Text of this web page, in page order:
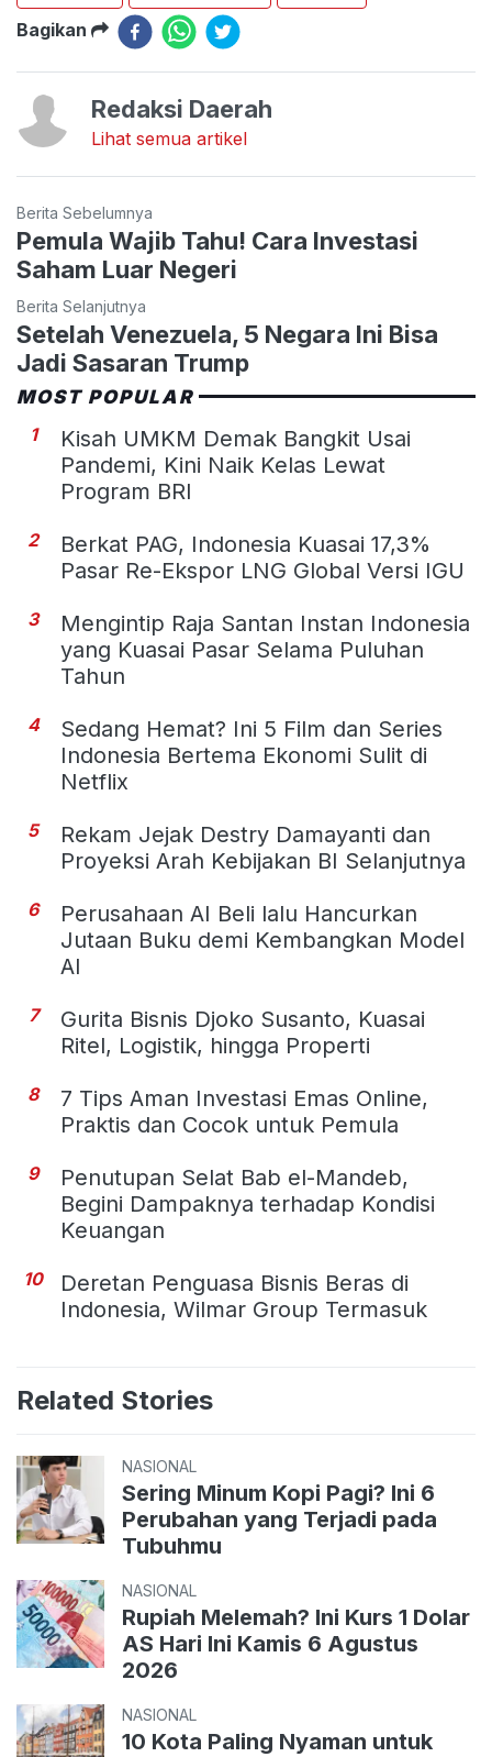
Bagikan
Redaksi Daerah
Lihat semua artikel
Berita Sebelumnya
Pemula Wajib Tahu! Cara Investasi
Saham Luar Negeri
Berita Selanjutnya
Setelah Venezuela, 5 Negara Ini Bisa
Jadi Sasaran Trump
MOST POPULAR
1
Kisah UMKM Demak Bangkit Usai
Pandemi, Kini Naik Kelas Lewat
Program BRI
2
Berkat PAG, Indonesia Kuasai 17,3%
Pasar Re-Ekspor LNG Global Versi IGU
3
Mengintip Raja Santan Instan Indonesia
yang Kuasai Pasar Selama Puluhan
Tahun
4
Sedang Hemat? Ini 5 Film dan Series
Indonesia Bertema Ekonomi Sulit di
Netflix
5
Rekam Jejak Destry Damayanti dan
Proyeksi Arah Kebijakan BI Selanjutnya
6
Perusahaan AI Beli lalu Hancurkan
Jutaan Buku demi Kembangkan Model
AI
7
Gurita Bisnis Djoko Susanto, Kuasai
Ritel, Logistik, hingga Properti
8
7 Tips Aman Investasi Emas Online,
Praktis dan Cocok untuk Pemula
9
Penutupan Selat Bab el-Mandeb,
Begini Dampaknya terhadap Kondisi
Keuangan
10
Deretan Penguasa Bisnis Beras di
Indonesia, Wilmar Group Termasuk
Related Stories
NASIONAL
Sering Minum Kopi Pagi? Ini 6
Perubahan yang Terjadi pada
Tubuhmu
NASIONAL
Rupiah Melemah? Ini Kurs 1 Dolar
AS Hari Ini Kamis 6 Agustus
2026
NASIONAL
10 Kota Paling Nyaman untuk